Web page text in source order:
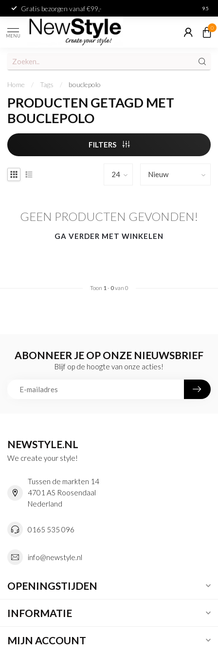
Gratis bezorgen vanaf €99,- 9.5
MENU
0
Home / Tags / bouclepolo
PRODUCTEN GETAGD MET
BOUCLEPOLO
FILTERS
GEEN PRODUCTEN GEVONDEN!
GA VERDER MET WINKELEN
Toon 1- 0van 0
ABONNEER JE OP ONZE NIEUWSBRIEF
Blijf op de hoogte van onze acties!
NEWSTYLE.NL
We create your style!
Tussen de markten 14
4701 AS Roosendaal
Nederland
0165 535 096
info@newstyle.nl
OPENINGSTIJDEN
INFORMATIE
MIJN ACCOUNT